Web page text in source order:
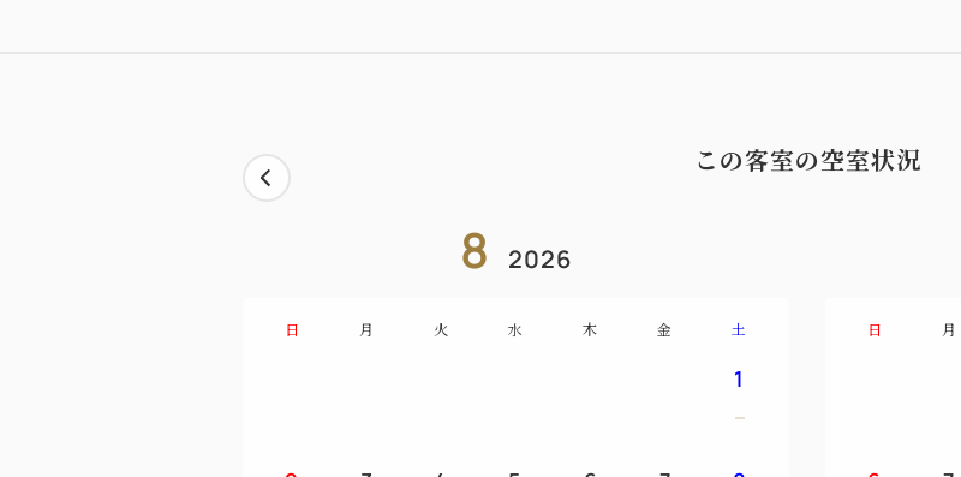
この客室の空室状況
8 2026
日 月 火 水 木 金 土
1
日 月